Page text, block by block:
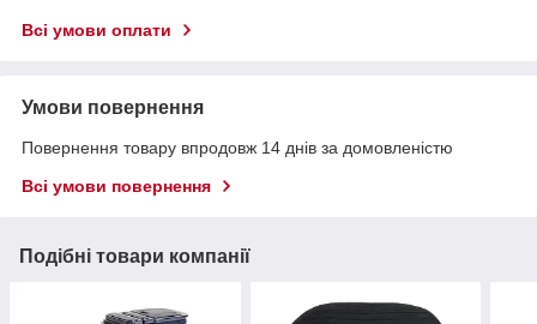
Всі умови оплати
Умови повернення
Повернення товару впродовж 14 днів за домовленістю
Всі умови повернення
Подібні товари компанії